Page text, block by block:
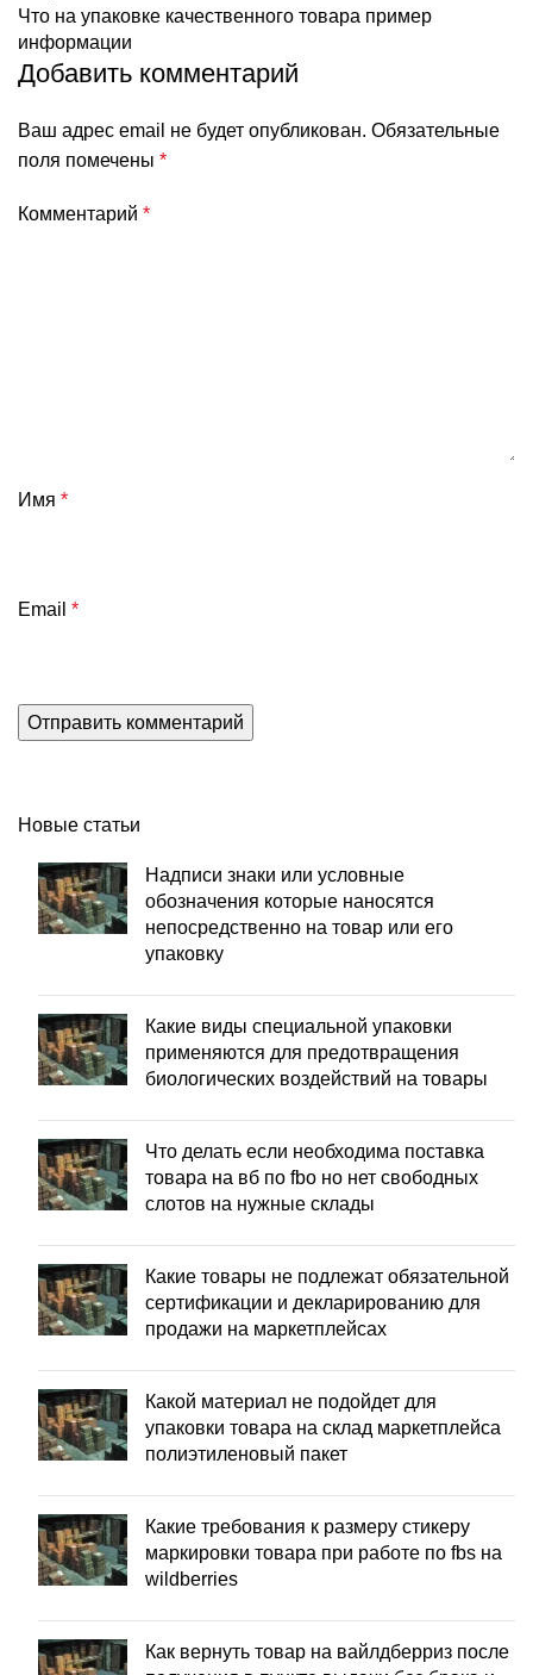
Что на упаковке качественного товара пример
информации
Добавить комментарий
Ваш адрес email не будет опубликован. Обязательные
поля помечены *
Комментарий *
Имя *
Email *
Новые статьи
Надписи знаки или условные
обозначения которые наносятся
непосредственно на товар или его
упаковку
Какие виды специальной упаковки
применяются для предотвращения
биологических воздействий на товары
Что делать если необходима поставка
товара на вб по fbo но нет свободных
слотов на нужные склады
Какие товары не подлежат обязательной
сертификации и декларированию для
продажи на маркетплейсах
Какой материал не подойдет для
упаковки товара на склад маркетплейса
полиэтиленовый пакет
Какие требования к размеру стикеру
маркировки товара при работе по fbs на
wildberries
Как вернуть товар на вайлдберриз после